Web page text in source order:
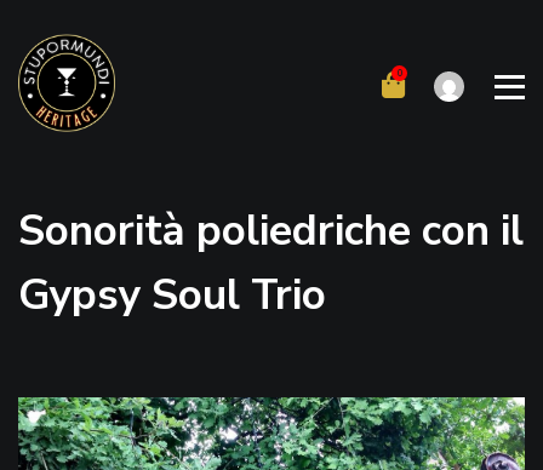
content
Sonorità poliedriche con il
Gypsy Soul Trio